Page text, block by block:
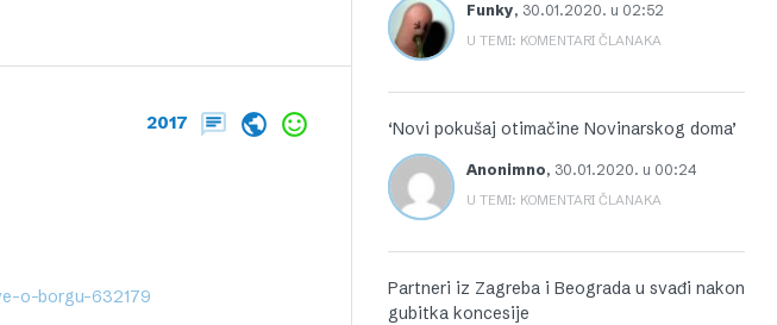
2017
o-borgu-632179
Funky, 30.01.2020. u 02:52
U TEMI: KOMENTARI ČLANAKA
‘Novi pokušaj otimačine Novinarskog doma’
Anonimno, 30.01.2020. u 00:24
U TEMI: KOMENTARI ČLANAKA
Partneri iz Zagreba i Beograda u svađi nakon
gubitka koncesije